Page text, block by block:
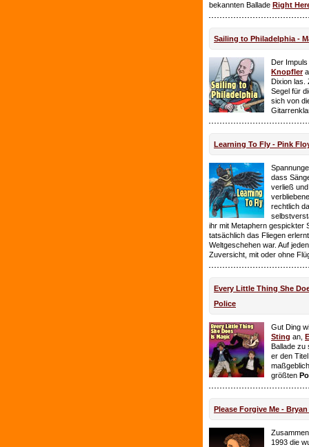
bekannten Ballade Right
Sailing to Philadelphia -
Der
Knopfler
Dixion las.
Segel für
sich von
Learning To Fly - Pink
dass
verließ
rechtlich
ihr mit Metaphern gespickter
tatsächlich das Fliegen
Weltgeschehen war. Auf
Zuversicht, mit oder ohne
Every Little Thing She
Police
Gut Ding
Sting an,
Ballade zu
er den
größten
Please Forgive Me -
1993 die